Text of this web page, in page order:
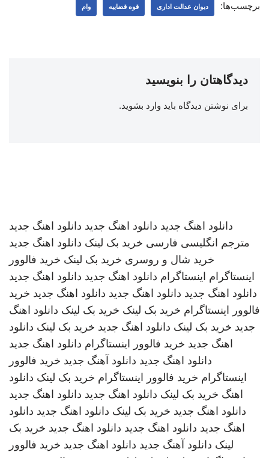
برچسب‌ها: دیوان عدالت اداری قوه قضاییه وام
دیدگاهتان را بنویسید
برای نوشتن دیدگاه باید وارد بشوید.
دانلود اهنگ جدید دانلود اهنگ جدید دانلود اهنگ جدید
مترجم انگلیسی فارسی خرید بک لینک دانلود اهنگ جدید
خرید شال و روسری خرید بک لینک خرید فالوور
اینستاگرام اینستاگرام دانلود اهنگ جدید دانلود اهنگ جدید
دانلود اهنگ جدید دانلود اهنگ جدید دانلود اهنگ جدید خرید
فالوور اینستاگرام خرید بک لینک خرید بک لینک دانلود اهنگ
جدید خرید بک لینک دانلود اهنگ جدید خرید بک لینک دانلود
اهنگ جدید خرید فالوور اینستاگرام دانلود اهنگ جدید
دانلود اهنگ جدید دانلود آهنگ جدید خرید فالوور
اینستاگرام خرید فالوور اینستاگرام خرید بک لینک دانلود
اهنگ خرید بک لینک دانلود اهنگ جدید دانلود اهنگ جدید
دانلود اهنگ جدید خرید بک لینک دانلود اهنگ جدید دانلود
اهنگ جدید دانلود اهنگ جدید دانلود اهنگ جدید خرید بک
لینک دانلود آهنگ جدید دانلود اهنگ جدید خرید فالوور